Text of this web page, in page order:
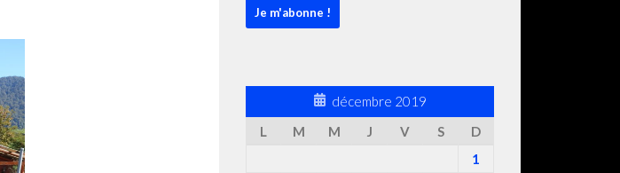
décembre 2019
L
M M J V S
D
1